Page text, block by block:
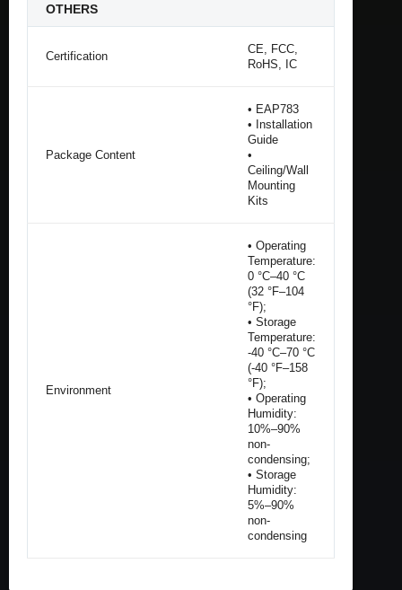
OTHERS
Certification
CE, FCC,
RoHS, IC
Package Content
• EAP783
• Installation
Guide
•
Ceiling/Wall
Mounting
Kits
Environment
• Operating
Temperature:
0 °C–40 °C
(32 °F–104
°F);
• Storage
Temperature:
-40 °C–70 °C
(-40 °F–158
°F);
• Operating
Humidity:
10%–90%
non-
condensing;
• Storage
Humidity:
5%–90%
non-
condensing